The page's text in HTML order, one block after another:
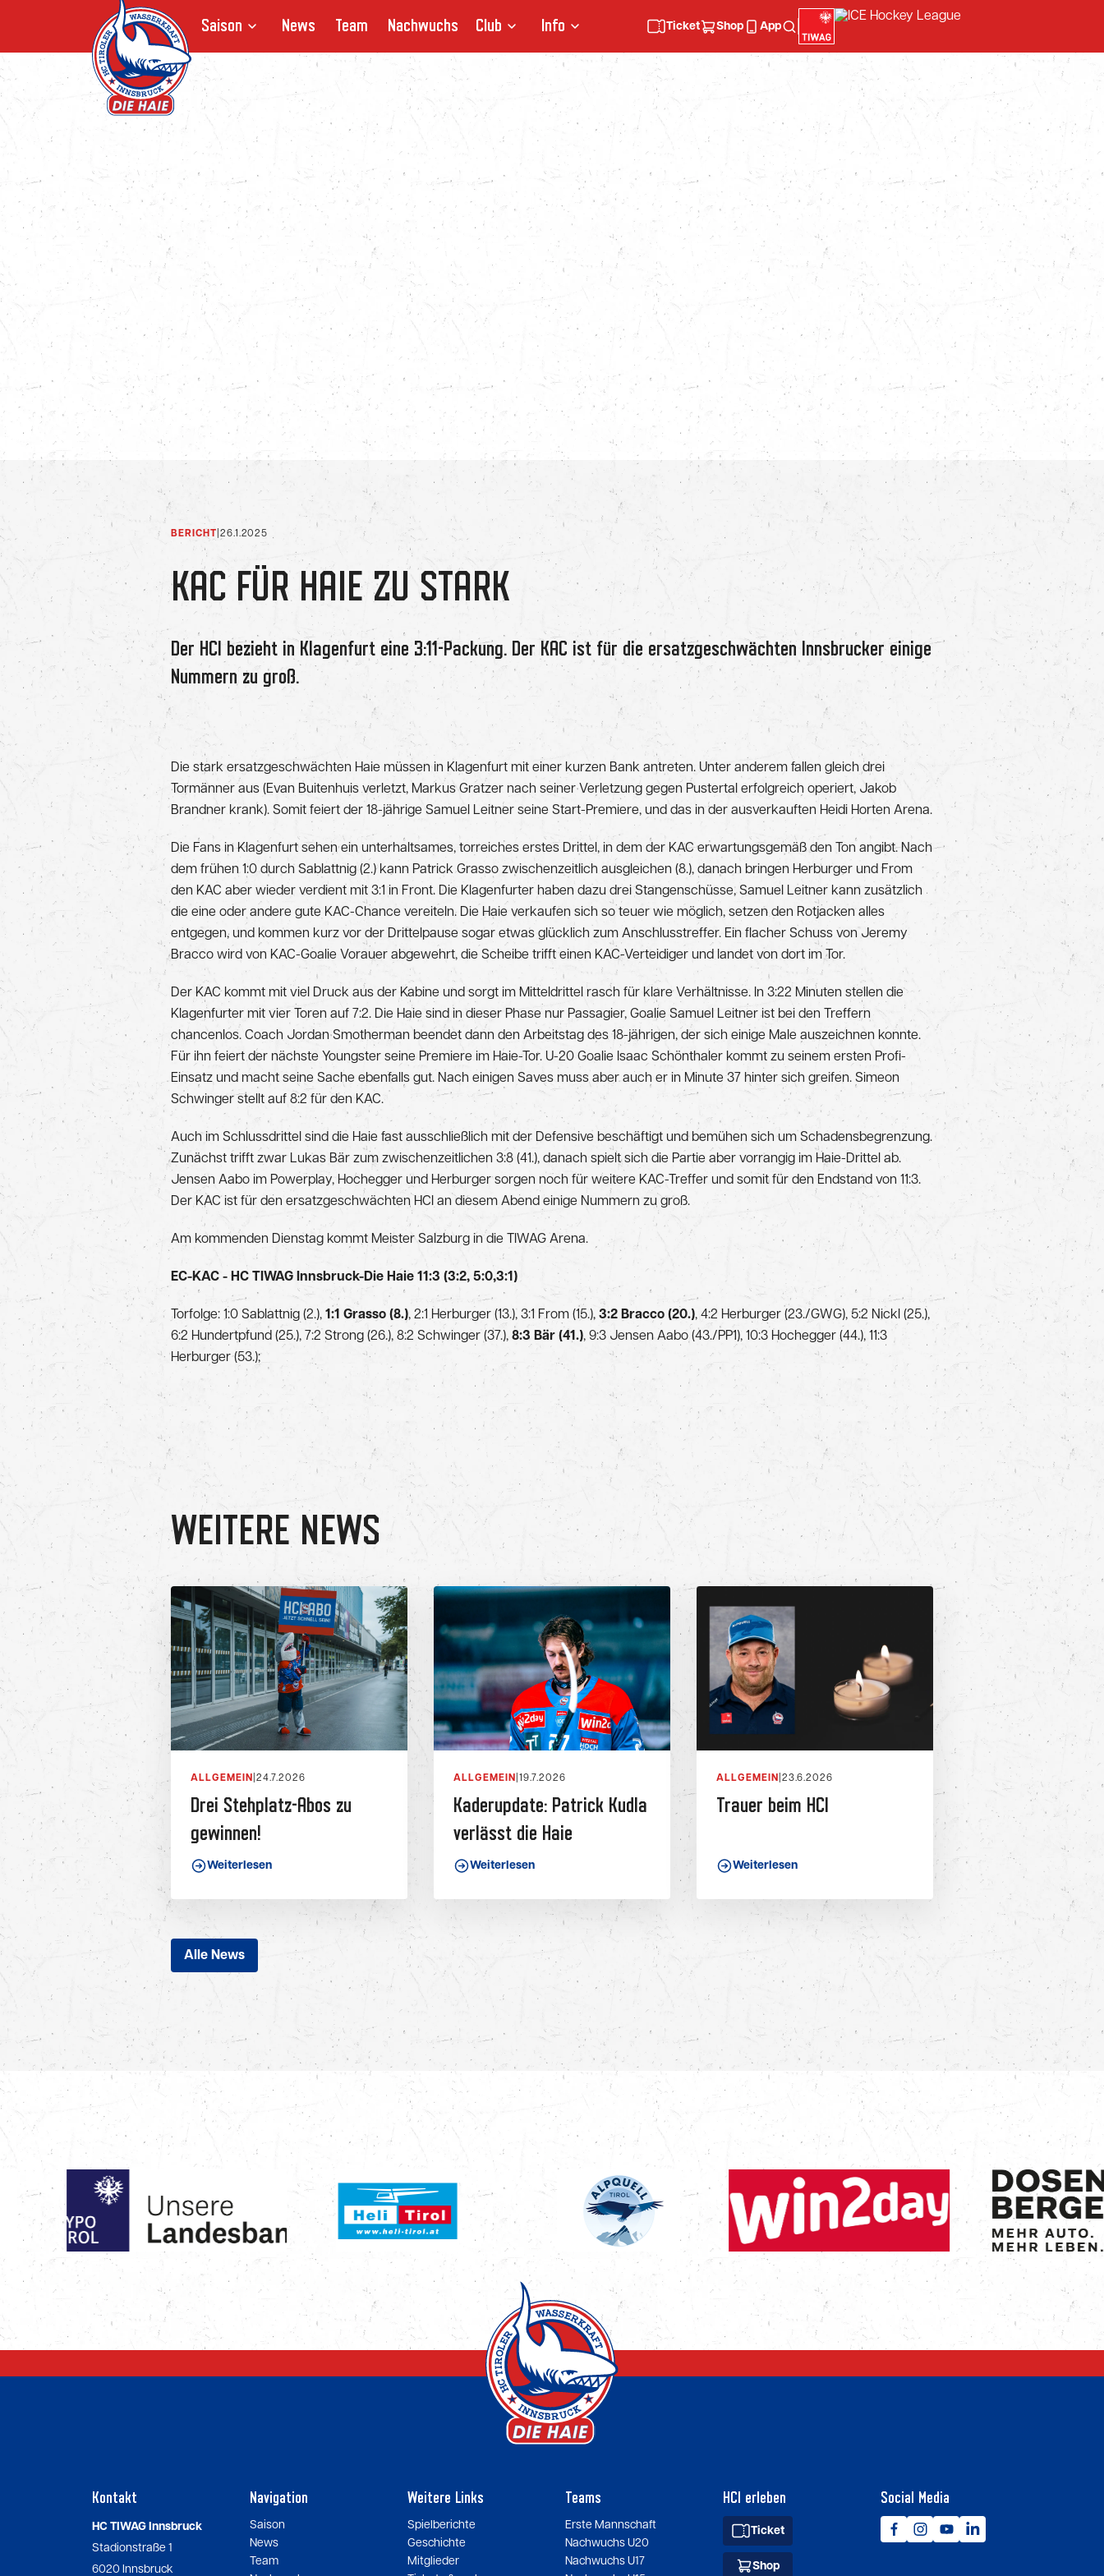
Saison News Team Nachwuchs Club Info Ticket Shop App
BERICHT 26.1.2025
KAC FÜR HAIE ZU STARK
Der HCI bezieht in Klagenfurt eine 3:11-Packung. Der KAC ist für die ersatzgeschwächten Innsbrucker einige
Nummern zu groß.
Die stark ersatzgeschwächten Haie müssen in Klagenfurt mit einer kurzen Bank antreten. Unter anderem fallen gleich drei
Tormänner aus (Evan Buitenhuis verletzt, Markus Gratzer nach seiner Verletzung gegen Pustertal erfolgreich operiert, Jakob
Brandner krank). Somit feiert der 18-jährige Samuel Leitner seine Start-Premiere, und das in der ausverkauften Heidi Horten Arena.
Die Fans in Klagenfurt sehen ein unterhaltsames, torreiches erstes Drittel, in dem der KAC erwartungsgemäß den Ton angibt. Nach
dem frühen 1:0 durch Sablattnig (2.) kann Patrick Grasso zwischenzeitlich ausgleichen (8.), danach bringen Herburger und From
den KAC aber wieder verdient mit 3:1 in Front. Die Klagenfurter haben dazu drei Stangenschüsse, Samuel Leitner kann zusätzlich
die eine oder andere gute KAC-Chance vereiteln. Die Haie verkaufen sich so teuer wie möglich, setzen den Rotjacken alles
entgegen, und kommen kurz vor der Drittelpause sogar etwas glücklich zum Anschlusstreffer. Ein flacher Schuss von Jeremy
Bracco wird von KAC-Goalie Vorauer abgewehrt, die Scheibe trifft einen KAC-Verteidiger und landet von dort im Tor.
Der KAC kommt mit viel Druck aus der Kabine und sorgt im Mitteldrittel rasch für klare Verhältnisse. In 3:22 Minuten stellen die
Klagenfurter mit vier Toren auf 7:2. Die Haie sind in dieser Phase nur Passagier, Goalie Samuel Leitner ist bei den Treffern
chancenlos. Coach Jordan Smotherman beendet dann den Arbeitstag des 18-jährigen, der sich einige Male auszeichnen konnte.
Für ihn feiert der nächste Youngster seine Premiere im Haie-Tor. U-20 Goalie Isaac Schönthaler kommt zu seinem ersten Profi-
Einsatz und macht seine Sache ebenfalls gut. Nach einigen Saves muss aber auch er in Minute 37 hinter sich greifen. Simeon
Schwinger stellt auf 8:2 für den KAC.
Auch im Schlussdrittel sind die Haie fast ausschließlich mit der Defensive beschäftigt und bemühen sich um Schadensbegrenzung.
Zunächst trifft zwar Lukas Bär zum zwischenzeitlichen 3:8 (41.), danach spielt sich die Partie aber vorrangig im Haie-Drittel ab.
Jensen Aabo im Powerplay, Hochegger und Herburger sorgen noch für weitere KAC-Treffer und somit für den Endstand von 11:3.
Der KAC ist für den ersatzgeschwächten HCI an diesem Abend einige Nummern zu groß.
Am kommenden Dienstag kommt Meister Salzburg in die TIWAG Arena.
EC-KAC - HC TIWAG Innsbruck-Die Haie 11:3 (3:2, 5:0,3:1)
Torfolge: 1:0 Sablattnig (2.), 1:1 Grasso (8.), 2:1 Herburger (13.), 3:1 From (15.), 3:2 Bracco (20.), 4:2 Herburger (23./GWG), 5:2 Nickl (25.),
6:2 Hundertpfund (25.), 7:2 Strong (26.), 8:2 Schwinger (37.), 8:3 Bär (41.), 9:3 Jensen Aabo (43./PP1), 10:3 Hochegger (44.), 11:3
Herburger (53.);
WEITERE NEWS
ALLGEMEIN 24.7.2026
Drei Stehplatz-Abos zu
gewinnen!
Weiterlesen
ALLGEMEIN 19.7.2026
Kaderupdate: Patrick Kudla
verlässt die Haie
Weiterlesen
ALLGEMEIN 23.6.2026
Trauer beim HCI
Weiterlesen
Alle News
Kontakt
HC TIWAG Innsbruck
Stadionstraße 1
6020 Innsbruck
Navigation
Saison
News
Team
Weitere Links
Spielberichte
Geschichte
Mitglieder
Teams
Erste Mannschaft
Nachwuchs U20
Nachwuchs U17
HCI erleben
Ticket
Shop
Social Media